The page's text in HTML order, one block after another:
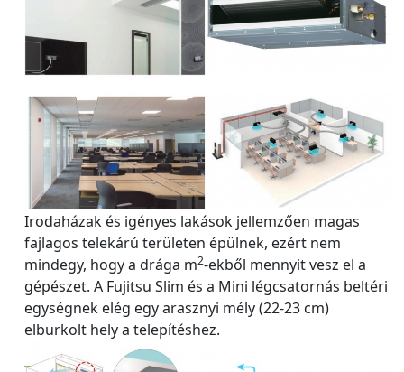
Irodaházak és igényes lakások jellemzően magas
fajlagos telekárú területen épülnek, ezért nem
mindegy, hogy a drága m2-ekből mennyit vesz el a
gépészet. A Fujitsu Slim és a Mini légcsatornás beltéri
egységnek elég egy arasznyi mély (22-23 cm)
elburkolt hely a telepítéshez.